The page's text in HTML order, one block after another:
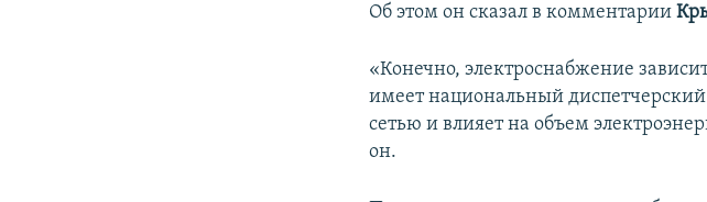
Об этом он сказал в комментарии
«Конечно, электроснабжение
имеет национальный
сетью и влияет на объем
он.